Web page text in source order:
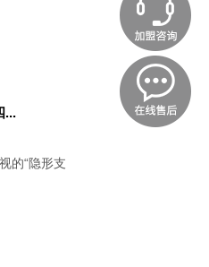
...
的“隐形支